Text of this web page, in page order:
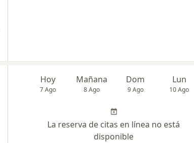
Hoy
7 Ago
Mañana
8 Ago
Dom
9 Ago
Lun
10 Ago
La reserva de citas en línea no está
disponible